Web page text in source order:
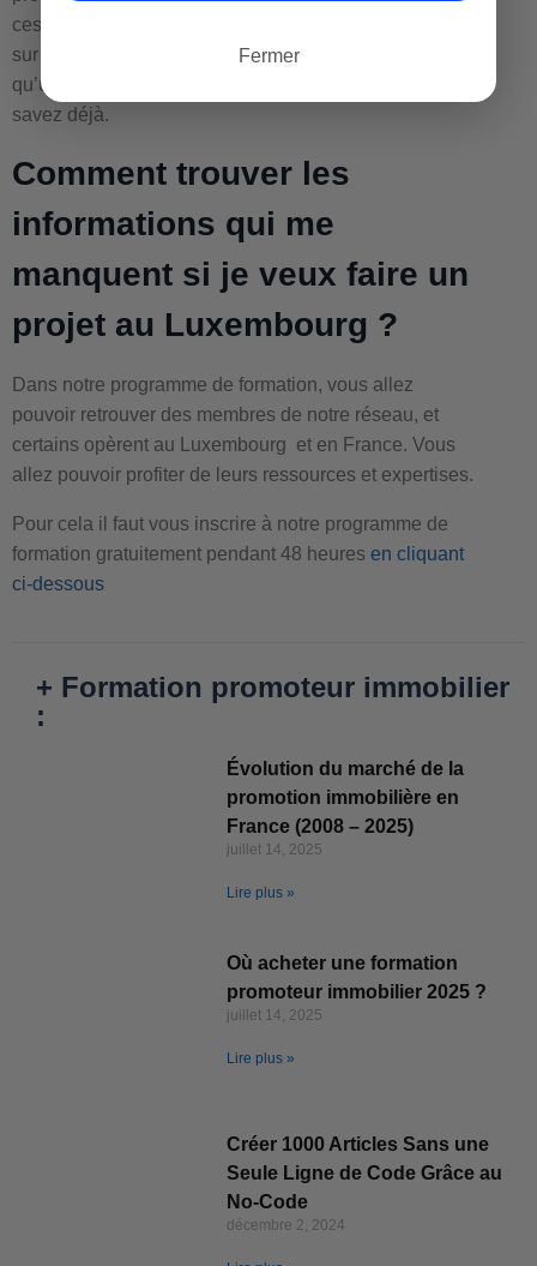
ces informations, vous pouvez commencer à travailler
sur votre projet. Car pour le reste, le juridique ce n’est
qu’un coût mais si vous êtes un professionnel vous le
savez déjà.
Comment trouver les
informations qui me
manquent si je veux faire un
projet au Luxembourg ?
Dans notre programme de formation, vous allez
pouvoir retrouver des membres de notre réseau, et
certains opèrent au Luxembourg et en France. Vous
allez pouvoir profiter de leurs ressources et expertises.
Pour cela il faut vous inscrire à notre programme de
formation gratuitement pendant 48 heures en cliquant
ci-dessous
+ Formation promoteur immobilier
:
Évolution du marché de la
promotion immobilière en
France (2008 – 2025)
juillet 14, 2025
Lire plus »
Où acheter une formation
promoteur immobilier 2025 ?
juillet 14, 2025
Lire plus »
Créer 1000 Articles Sans une
Seule Ligne de Code Grâce au
No-Code
décembre 2, 2024
Fermer